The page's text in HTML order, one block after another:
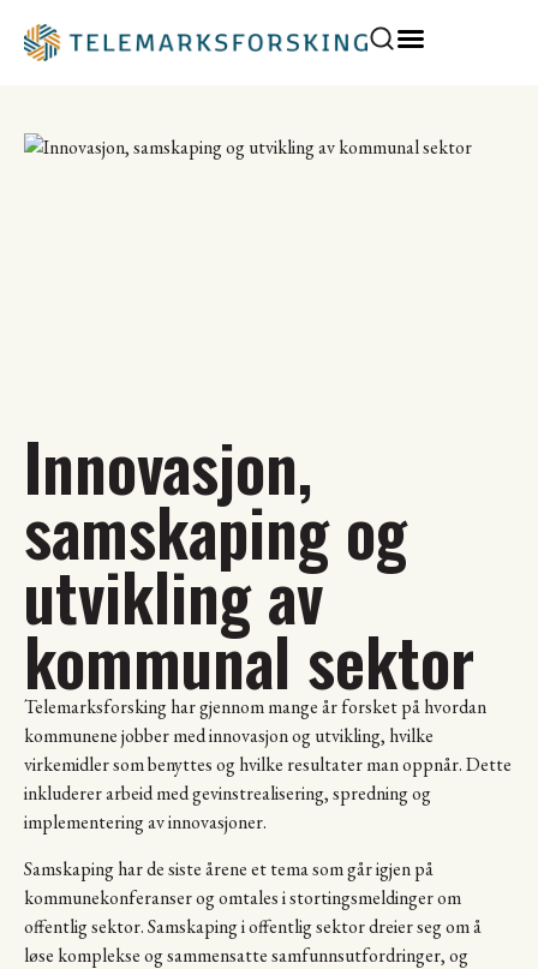
Innovasjon,
samskaping og
utvikling av
kommunal sektor
Telemarksforsking har gjennom mange år forsket på hvordan
kommunene jobber med innovasjon og utvikling, hvilke
virkemidler som benyttes og hvilke resultater man oppnår. Dette
inkluderer arbeid med gevinstrealisering, spredning og
implementering av innovasjoner.
Samskaping har de siste årene et tema som går igjen på
kommunekonferanser og omtales i stortingsmeldinger om
offentlig sektor. Samskaping i offentlig sektor dreier seg om å
løse komplekse og sammensatte samfunnsutfordringer, og